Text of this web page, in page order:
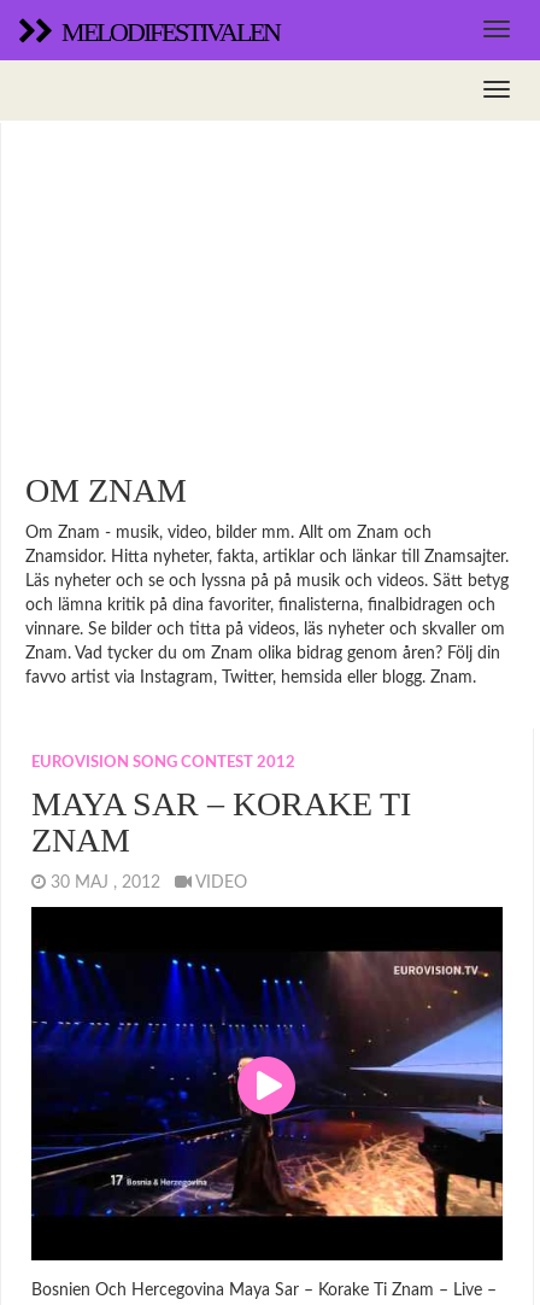
MELODIFESTIVALEN
OM ZNAM
Om Znam - musik, video, bilder mm. Allt om Znam och
Znamsidor. Hitta nyheter, fakta, artiklar och länkar till Znamsajter.
Läs nyheter och se och lyssna på på musik och videos. Sätt betyg
och lämna kritik på dina favoriter, finalisterna, finalbidragen och
vinnare. Se bilder och titta på videos, läs nyheter och skvaller om
Znam. Vad tycker du om Znam olika bidrag genom åren? Följ din
favvo artist via Instagram, Twitter, hemsida eller blogg. Znam.
EUROVISION SONG CONTEST 2012
MAYA SAR – KORAKE TI
ZNAM
30 MAJ , 2012 VIDEO
Bosnien Och Hercegovina Maya Sar – Korake Ti Znam – Live –